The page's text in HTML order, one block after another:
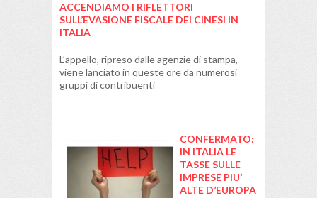
ACCENDIAMO I RIFLETTORI
SULL’EVASIONE FISCALE DEI CINESI IN
ITALIA
L’appello, ripreso dalle agenzie di stampa,
viene lanciato in queste ore da numerosi
gruppi di contribuenti
CONFERMATO:
IN ITALIA LE
TASSE SULLE
IMPRESE PIU’
ALTE D’EUROPA